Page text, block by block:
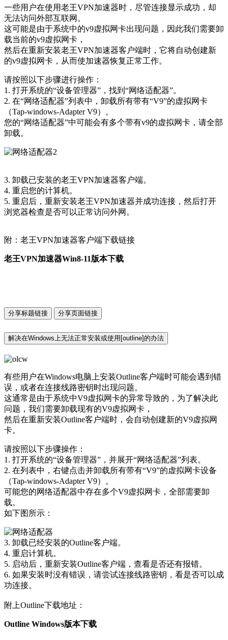
一些用户在使用老王VPN加速器时，尽管连接显示成功，却
无法访问外部互联网。
这可能是由于系统中的v9虚拟网卡出现问题，因此我们需要卸
载当前的v9虚拟网卡，
然后在重新安装老王VPN加速器客户端时，它将自动创建新
的v9虚拟网卡，从而使加速器恢复正常工作。
请按照以下步骤进行操作：
1. 打开系统的“设备管理器”，找到“网络适配器”。
2. 在“网络适配器”列表中，卸载所有带有“V9”的虚拟网卡
（Tap-windows-Adapter V9）。
您的“网络适配器”中可能会有多个带有v9的虚拟网卡，请全部
卸载。
3. 卸载已安装的老王VPN加速器客户端。
4. 重启您的计算机。
5. 重启后，重新安装老王VPN加速器并成功连接，然后打开
浏览器检查是否可以正常访问外网。
附：老王VPN加速器客户端下载链接
老王VPN加速器Win8-11版本下载
分享标题链接 分享页面链接
解决在Windows上无法正常安装或使用[outline]的办法
有些用户在Windows电脑上安装Outline客户端时可能会遇到错
误，或者在连接线路密钥时出现问题。
这通常是由于系统中V9虚拟网卡的异常导致的，为了解决此
问题，我们需要卸载现有的V9虚拟网卡，
然后在重新安装Outline客户端时，会自动创建新的V9虚拟网
卡。
请按照以下步骤操作：
1. 打开系统的“设备管理器”，并展开“网络适配器”列表。
2. 在列表中，右键点击并卸载所有带有“V9”的虚拟网卡设备
（Tap-windows-Adapter V9）。
可能您的网络适配器中存在多个V9虚拟网卡，全部需要卸
载。
如下图所示：
3. 卸载已经安装的Outline客户端。
4. 重启计算机。
5. 启动后，重新安装Outline客户端，查看是否还有报错。
6. 如果安装时没有错误，请尝试连接线路密钥，看是否可以成
功连接。
附上Outline下载地址：
Outline Windows版本下载